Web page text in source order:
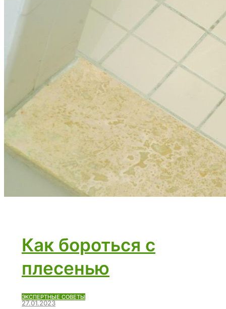
Как бороться с
плесенью
ЭКСПЕРТНЫЕ СОВЕТЫ
27.01.2023